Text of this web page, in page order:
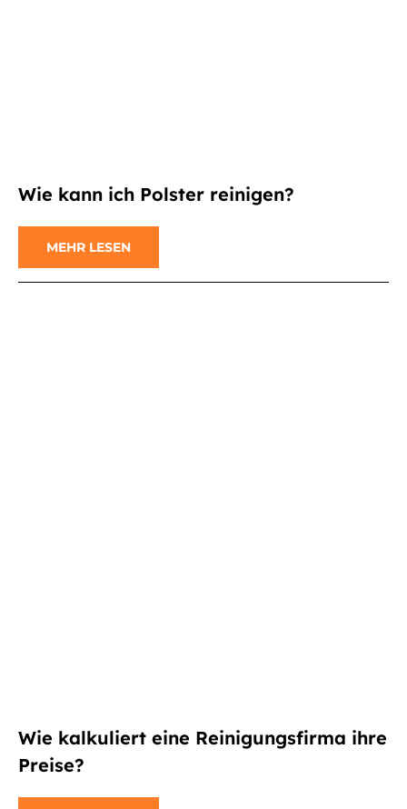
Wie kann ich Polster reinigen?
MEHR LESEN
Wie kalkuliert eine Reinigungsfirma ihre
Preise?